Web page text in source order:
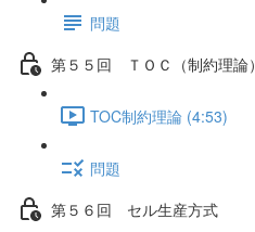
問題
第５５回 ＴＯＣ（制約理論）
TOC制約理論 (4:53)
問題
第５６回 セル生産方式